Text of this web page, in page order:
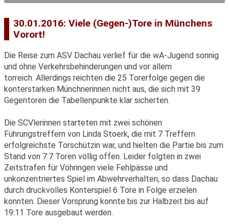
30.01.2016: Viele (Gegen-)Tore in Münchens
Vorort!
Die Reise zum ASV Dachau verlief für die wA-Jugend sonnig
und ohne Verkehrsbehinderungen und vor allem
torreich. Allerdings reichten die 25 Torerfolge gegen die
konterstarken Münchnerinnen nicht aus, die sich mit 39
Gegentoren die Tabellenpunkte klar sicherten.
Die SCVlerinnen starteten mit zwei schönen
Führungstreffern von Linda Stoerk, die mit 7 Treffern
erfolgreichste Torschützin war, und hielten die Partie bis zum
Stand von 7:7 Toren völlig offen. Leider folgten in zwei
Zeitstrafen für Vöhringen viele Fehlpässe und
unkonzentriertes Spiel im Abwehrverhalten, so dass Dachau
durch druckvolles Konterspiel 6 Tore in Folge erzielen
konnten. Dieser Vorsprung konnte bis zur Halbzeit bis auf
19:11 Tore ausgebaut werden.